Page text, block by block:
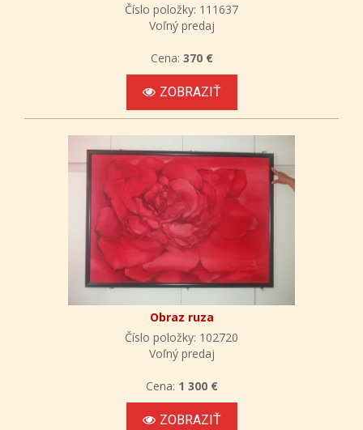
Číslo položky: 111637
Voľný predaj
Cena: 370 €
ZOBRAZIŤ
Obraz ruza
Číslo položky: 102720
Voľný predaj
Cena: 1 300 €
ZOBRAZIŤ